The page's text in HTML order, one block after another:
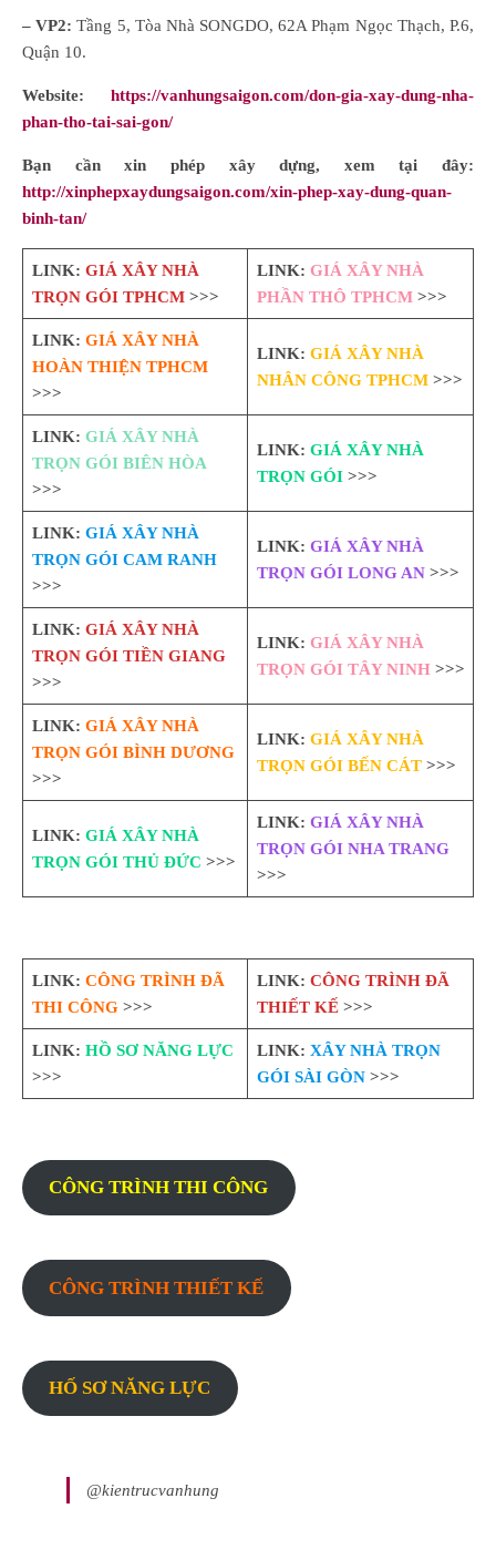
– VP2: Tầng 5, Tòa Nhà SONGDO, 62A Phạm Ngọc Thạch, P.6,
Quận 10.
Website: https://vanhungsaigon.com/don-gia-xay-dung-nha-
phan-tho-tai-sai-gon/
Bạn cần xin phép xây dựng, xem tại đây:
http://xinphepxaydungsaigon.com/xin-phep-xay-dung-quan-
binh-tan/
LINK: GIÁ XÂY NHÀ
TRỌN GÓI TPHCM>>>
LINK: GIÁ XÂY NHÀ
PHẦN THÔ TPHCM>>>
LINK: GIÁ XÂY NHÀ
HOÀN THIỆN TPHCM
>>>
LINK: GIÁ XÂY NHÀ
NHÂN CÔNG TPHCM>>>
LINK: GIÁ XÂY NHÀ
TRỌN GÓI BIÊN HÒA
>>>
LINK: GIÁ XÂY NHÀ
TRỌN GÓI>>>
LINK: GIÁ XÂY NHÀ
TRỌN GÓI CAM RANH
>>>
LINK: GIÁ XÂY NHÀ
TRỌN GÓI LONG AN>>>
LINK: GIÁ XÂY NHÀ
TRỌN GÓI TIỀN GIANG
>>>
LINK: GIÁ XÂY NHÀ
TRỌN GÓI TÂY NINH>>>
LINK: GIÁ XÂY NHÀ
TRỌN GÓI BÌNH DƯƠNG
>>>
LINK: GIÁ XÂY NHÀ
TRỌN GÓI BẾN CÁT>>>
LINK: GIÁ XÂY NHÀ
TRỌN GÓI THỦ ĐỨC >>>
LINK: GIÁ XÂY NHÀ
TRỌN GÓI NHA TRANG
>>>
LINK: CÔNG TRÌNH ĐÃ
THI CÔNG>>>
LINK: CÔNG TRÌNH ĐÃ
THIẾT KẾ>>>
LINK: HỒ SƠ NĂNG LỰC
>>>
LINK: XÂY NHÀ TRỌN
GÓI SÀI GÒN>>>
CÔNG TRÌNH THI CÔNG
CÔNG TRÌNH THIẾT KẾ
HỐ SƠ NĂNG LỰC
@kientrucvanhung